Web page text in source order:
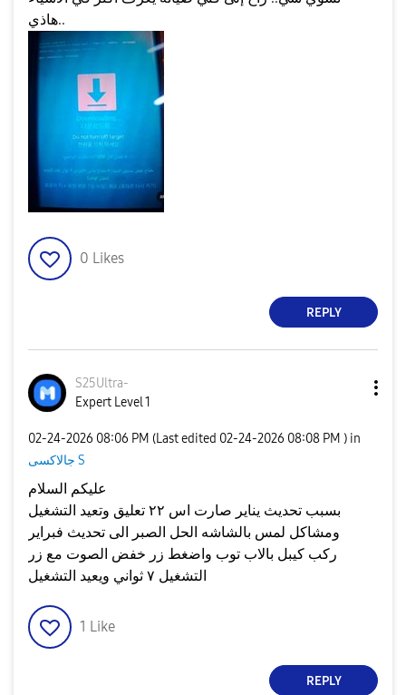
هاذي..
0 Likes
REPLY
S25Ultra-
Expert Level 1
‎02-24-2026 08:06 PM (Last edited ‎02-24-2026 08:08 PM ) in
جالاكسى S
عليكم السلام
بسبب تحديث يناير صارت اس ٢٢ تعليق وتعيد التشغيل
ومشاكل لمس بالشاشه الحل الصبر الى تحديث فبراير
ركب كيبل بالاب توب واضغط زر خفض الصوت مع زر
التشغيل ٧ ثواني ويعيد التشغيل
1 Like
REPLY